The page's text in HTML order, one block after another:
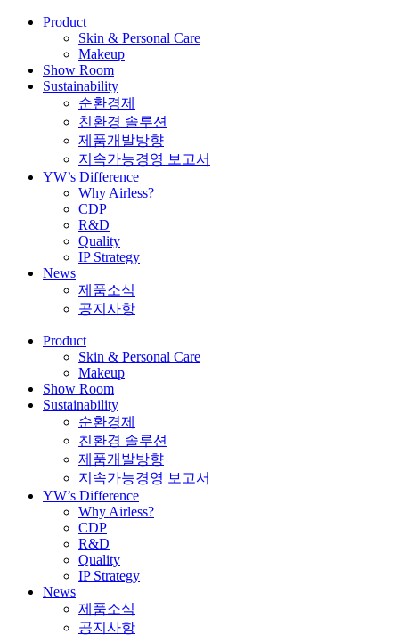
Product
Skin & Personal Care
Makeup
Show Room
Sustainability
순환경제
친환경 솔루션
제품개발방향
지속가능경영 보고서
YW’s Difference
Why Airless?
CDP
R&D
Quality
IP Strategy
News
제품소식
공지사항
Product
Skin & Personal Care
Makeup
Show Room
Sustainability
순환경제
친환경 솔루션
제품개발방향
지속가능경영 보고서
YW’s Difference
Why Airless?
CDP
R&D
Quality
IP Strategy
News
제품소식
공지사항